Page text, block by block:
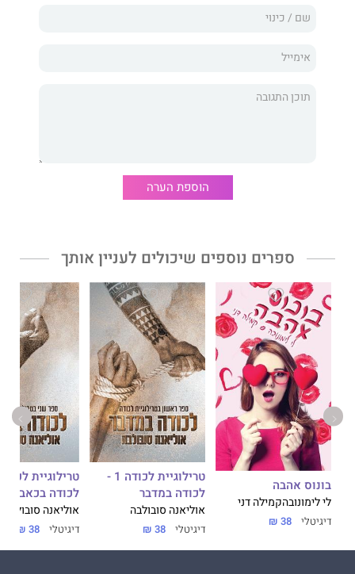
אני עובדת בתעשיית המוזיקה עשרים וארבע שעות ביממה, שבעה
כל מה שאני רוצה זה אי של יציבות, מקום שאקרא לו בית, הרחק
ואז הוא נכנס לחיי.
כוכב עולה שיש לו חיוך מסוכן וכריזמה ממכרת. כשהוא עולה על
הבמה הוא מבעיר אותה עד שהקהל שוכח לנשום.
אסור לי להרשות לעצמי להיסחף אחריו כי הוא כמו סערת טייפון
שתשאיר אחריה חורבן.
מאחורי הקלעיםמאת הסופרתעינת אלוני הוא רומן עכשווי על
אהבה בתעשיית המוזיקה הישראלית הפרועה, המסחררת וחסרת
הרחמים. זה סיפור על תשוקה, על פחד מחשיפה, ועל האומץ לקלף
את השכבות עד שנשארת רק האמת העירומה.
הוספת הערה
ספרים נוספים שיכולים לעניין אותך
בונוס אהבה
לי לימונובהקמילה דני
דיגיטלי 38 ₪
טרילוגיית לכודה 1 -
לכודה במדבר
אוליאנה סובולבה
דיגיטלי 38 ₪
לכודה בכאב
אוליאנה סובולבה
דיגיטלי 38 ₪